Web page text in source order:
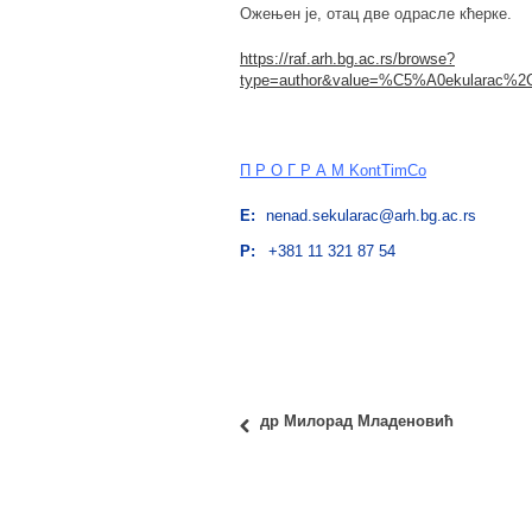
Ожењен је, отац две одрасле кћерке.
https://raf.arh.bg.ac.rs/browse?
П Р О Г Р А М KontTimCo
E:
nenad.sekularac@arh.bg.ac.rs
P:
+381 11 321 87 54
др Милорад Младеновић